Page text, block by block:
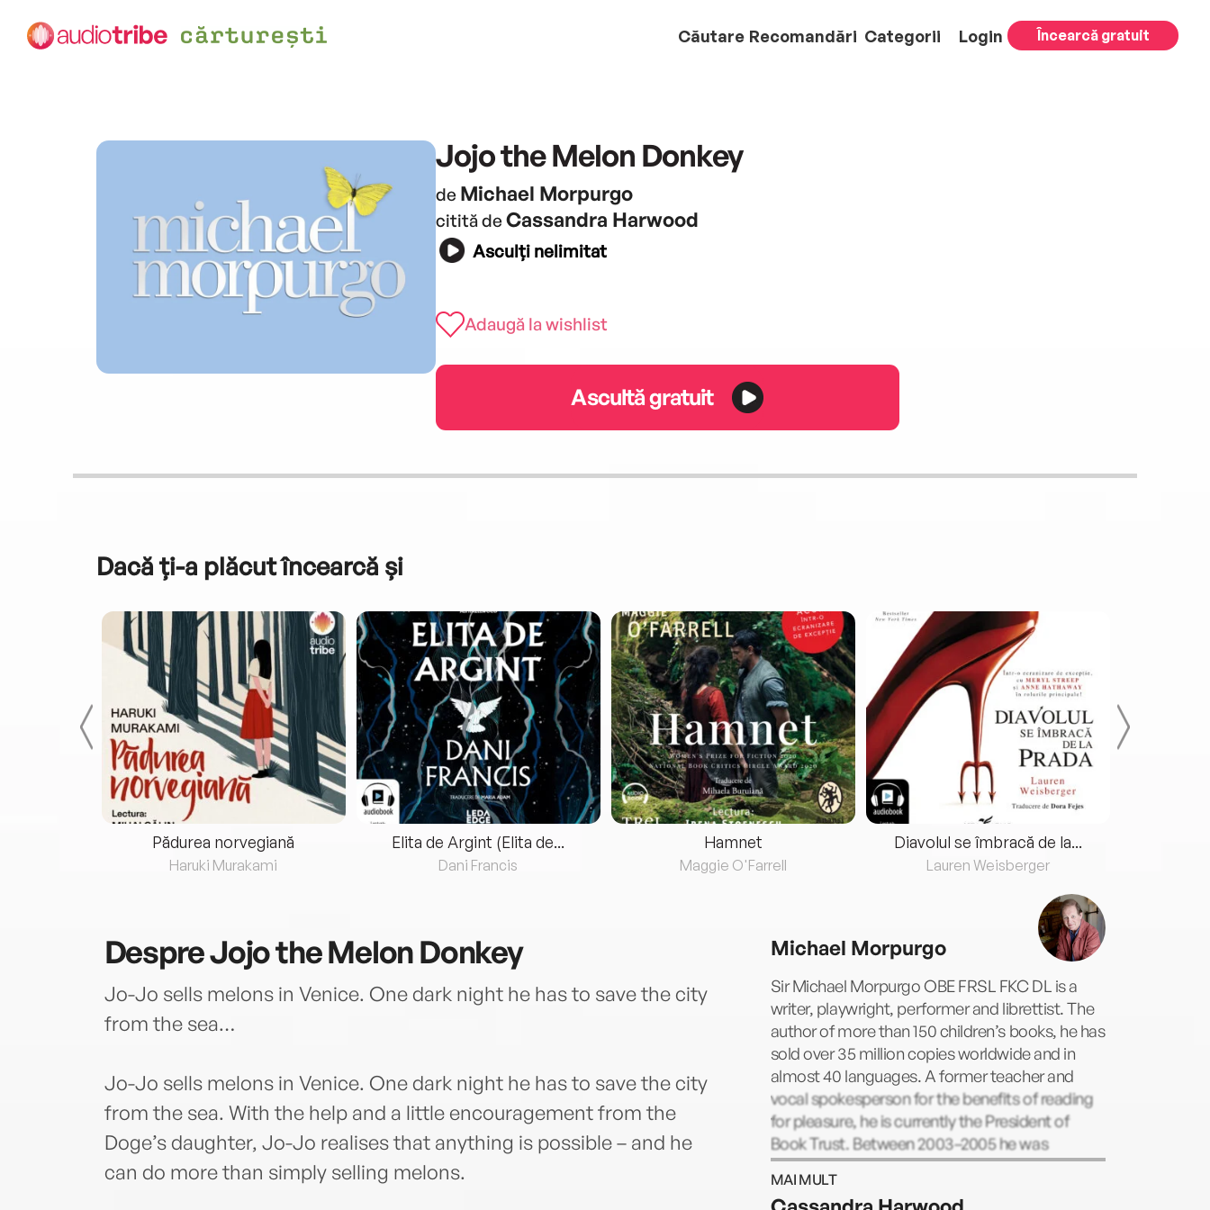
Căutare Recomandări Categorii Login Încearcă gratuit
Jojo the Melon Donkey
de Michael Morpurgo
citită de Cassandra Harwood
Asculți nelimitat
Adaugă la wishlist
Ascultă gratuit
Dacă ți-a plăcut încearcă și
Pădurea norvegiană
Haruki Murakami
Elita de Argint (Elita de...
Dani Francis
Hamnet
Maggie O'Farrell
Diavolul se îmbracă de la...
Lauren Weisberger
DespreJojo the Melon Donkey
Jo-Jo sells melons in Venice. One dark night he has to save the city
from the sea…
Jo-Jo sells melons in Venice. One dark night he has to save the city
from the sea. With the help and a little encouragement from the
Doge’s daughter, Jo-Jo realises that anything is possible – and he
can do more than simply selling melons.
Michael Morpurgo
Sir Michael Morpurgo OBE FRSL FKC DL is a
writer, playwright, performer and librettist. The
author of more than 150 children’s books, he has
sold over 35 million copies worldwide and in
almost 40 languages. A former teacher and
vocal spokesperson for the benefits of reading
for pleasure, he is currently the President of
Book Trust. Between 2003–2005 he was
Children’s Laureate and in 2018 he was knighted
for services to literature and charity. Many of
MAI MULT